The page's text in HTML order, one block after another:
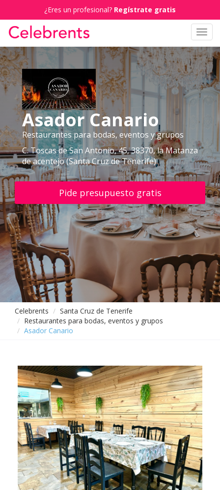
¿Eres un profesional? Regístrate gratis
Asador Canario
Restaurantes para bodas, eventos y grupos
C. Toscas de San Antonio, 45, 38370, la Matanza
de acentejo (Santa Cruz de Tenerife)
Pide presupuesto gratis
Celebrents
Santa Cruz de Tenerife
Restaurantes para bodas, eventos y grupos
Asador Canario